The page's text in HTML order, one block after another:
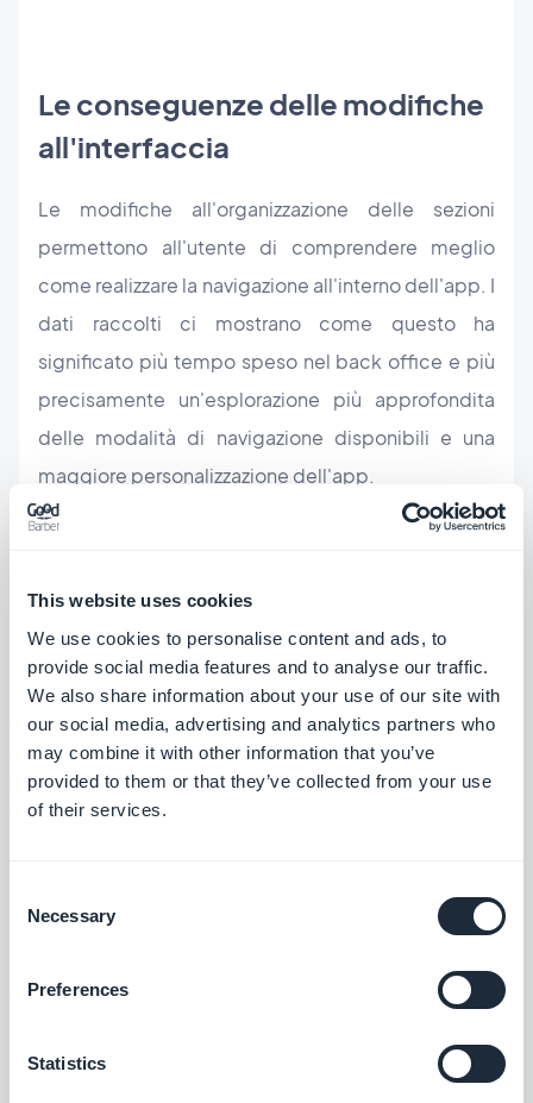
This website uses cookies
We use cookies to personalise content and ads, to
provide social media features and to analyse our traffic.
We also share information about your use of our site with
our social media, advertising and analytics partners who
may combine it with other information that you’ve
provided to them or that they’ve collected from your use
of their services.
Selection
Necessary
Preferences
Statistics
Le conseguenze delle modifiche
all'interfaccia
Le modifiche all'organizzazione delle sezioni
permettono all'utente di comprendere meglio
come realizzare la navigazione all'interno dell'app. I
dati raccolti ci mostrano come questo ha
significato più tempo speso nel back office e più
precisamente un'esplorazione più approfondita
delle modalità di navigazione disponibili e una
maggiore personalizzazione dell'app.
Migliorando giorno per giorno
Questa fase di miglioramenti al back office, subito
dopo il lancio di GoodBarber 4.0, è stata un passo
dovuto per assicurare agli utenti un miglior
adattamento alla nuova versione. Grazie a tutte
queste scoperte abbiamo potuto realizzare le
semplice possibile alla domanda: come creo la
mia app con GoodBarber 4.0?
Sappiamo bene che i nostri utenti sono impazienti
di migrare le loro app da V3 a V4. Chiediamo per
questo un po' più di pazienza, in modo da prepare